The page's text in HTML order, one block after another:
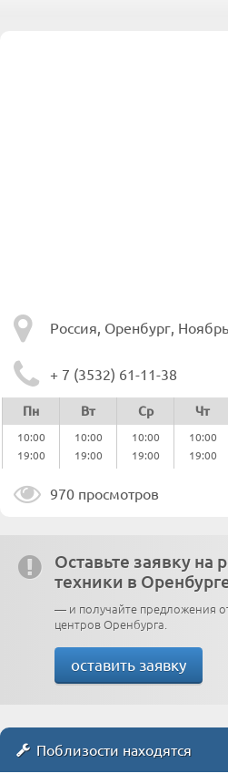
Россия, Оренбург,
+ 7 (3532) 61-11-38
Пн Вт Ср Чт
10:00 10:00 10:00 10:00
19:00
19:00 19:00 19:00
970 просмотров
Оставьте заявку на
техники в
— и получайте предложения
центров Оренбурга.
оставить заявку
Поблизости находятся